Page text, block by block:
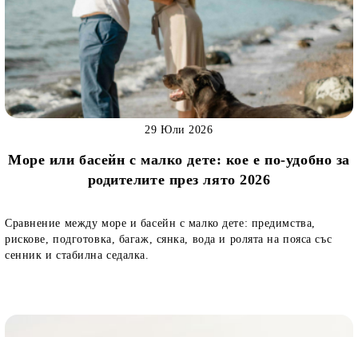
Море или басейн с малко дете: кое е по-удобно за
родителите през лято 2026
29 Юли 2026
Сравнение между море и басейн с малко дете: предимства,
рискове, подготовка, багаж, сянка, вода и ролята на пояса със
сенник и стабилна седалка.